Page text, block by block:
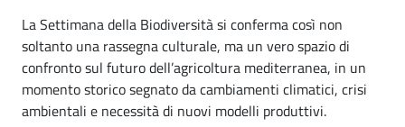
La Settimana della Biodiversità si conferma così non
soltanto una rassegna culturale, ma un vero spazio di
confronto sul futuro dell’agricoltura mediterranea, in un
momento storico segnato da cambiamenti climatici, crisi
ambientali e necessità di nuovi modelli produttivi.